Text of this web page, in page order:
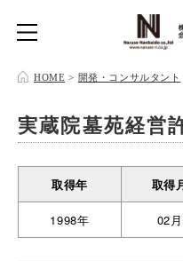
HOME > 開発・コンサルタント
実蔵院墓苑経営
取得年 取得
1998年 02月